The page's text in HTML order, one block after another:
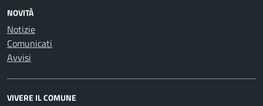
NOVITÀ
Notizie
Comunicati
Avvisi
VIVERE IL COMUNE